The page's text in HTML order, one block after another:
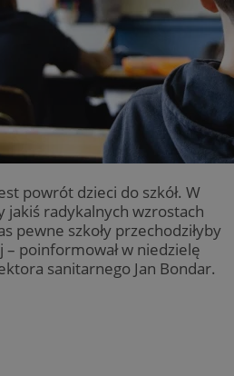
powrót dzieci do szkół. W
jakiś radykalnych wzrostach
pewne szkoły przechodziłyby
poinformował w niedzielę
sanitarnego Jan Bondar.